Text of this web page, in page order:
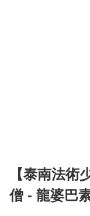
【泰南法術
僧 - 龍婆巴